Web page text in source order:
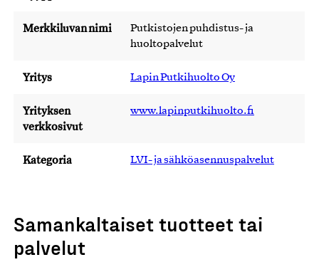
Merkkiluvan nimi
Putkistojen puhdistus- ja
huoltopalvelut
Yritys Lapin Putkihuolto Oy
Yrityksen
verkkosivut
www.lapinputkihuolto.fi
Kategoria LVI- ja sähköasennuspalvelut
Samankaltaiset tuotteet tai
palvelut